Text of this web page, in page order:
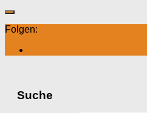
Folgen:
Suche